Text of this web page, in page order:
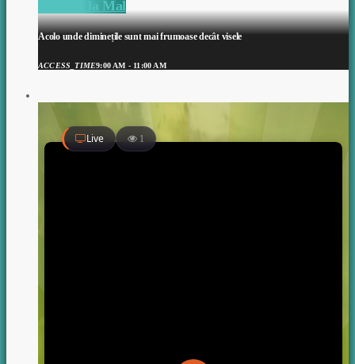
Matinal la Mal
Acolo unde diminețile sunt mai frumoase decât visele
ACCESS_TIME9:00 AM - 11:00 AM